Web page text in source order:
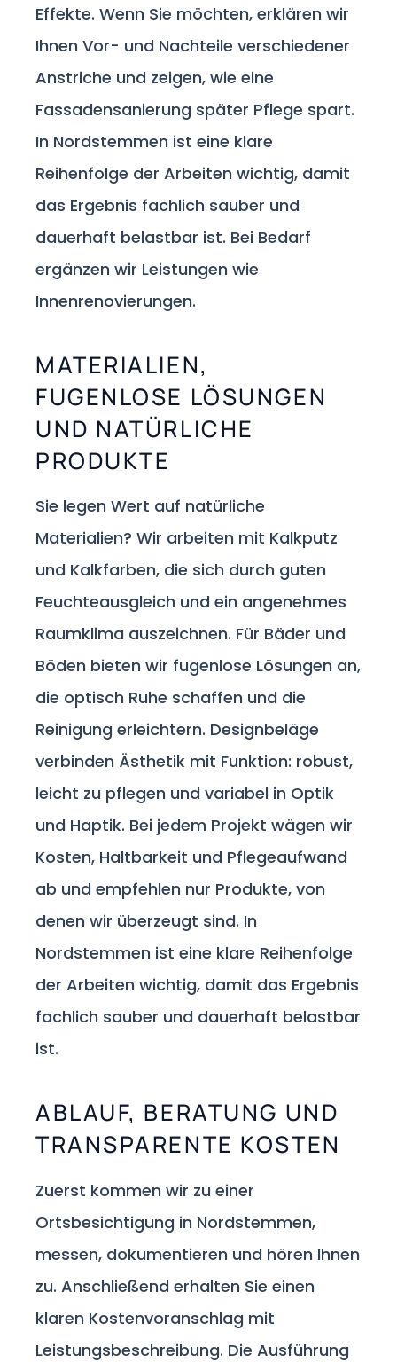
Effekte. Wenn Sie möchten, erklären wir
Ihnen Vor- und Nachteile verschiedener
Anstriche und zeigen, wie eine
Fassadensanierung später Pflege spart.
In Nordstemmen ist eine klare
Reihenfolge der Arbeiten wichtig, damit
das Ergebnis fachlich sauber und
dauerhaft belastbar ist. Bei Bedarf
ergänzen wir Leistungen wie
Innenrenovierungen.
MATERIALIEN,
FUGENLOSE LÖSUNGEN
UND NATÜRLICHE
PRODUKTE
Sie legen Wert auf natürliche
Materialien? Wir arbeiten mit Kalkputz
und Kalkfarben, die sich durch guten
Feuchteausgleich und ein angenehmes
Raumklima auszeichnen. Für Bäder und
Böden bieten wir fugenlose Lösungen an,
die optisch Ruhe schaffen und die
Reinigung erleichtern. Designbeläge
verbinden Ästhetik mit Funktion: robust,
leicht zu pflegen und variabel in Optik
und Haptik. Bei jedem Projekt wägen wir
Kosten, Haltbarkeit und Pflegeaufwand
ab und empfehlen nur Produkte, von
denen wir überzeugt sind. In
Nordstemmen ist eine klare Reihenfolge
der Arbeiten wichtig, damit das Ergebnis
fachlich sauber und dauerhaft belastbar
ist.
ABLAUF, BERATUNG UND
TRANSPARENTE KOSTEN
Zuerst kommen wir zu einer
Ortsbesichtigung in Nordstemmen,
messen, dokumentieren und hören Ihnen
zu. Anschließend erhalten Sie einen
klaren Kostenvoranschlag mit
Leistungsbeschreibung. Die Ausführung